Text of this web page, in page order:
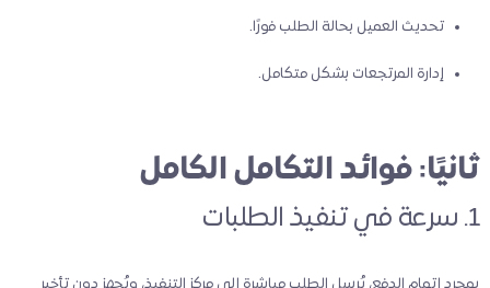
تحديث العميل بحالة الطلب فورًا.
إدارة المرتجعات بشكل متكامل.
ثانيًا: فوائد التكامل الكامل
1. سرعة في تنفيذ الطلبات